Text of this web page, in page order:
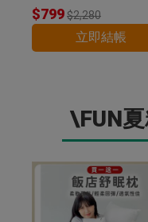
$799$2,280
立即結帳
\FUN